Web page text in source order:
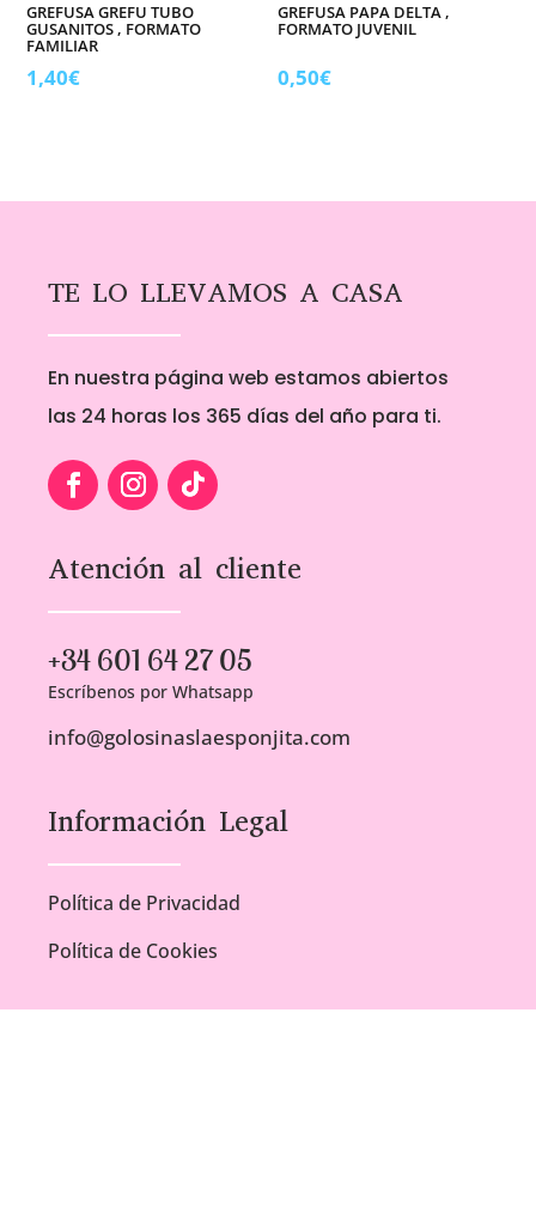
GREFUSA GREFU TUBO
GUSANITOS , FORMATO
FAMILIAR
1,40€
GREFUSA PAPA DELTA ,
FORMATO JUVENIL
0,50€
TE LO LLEVAMOS A CASA
En nuestra página web estamos abiertos
las 24 horas los 365 días del año para ti.
Atención al cliente
+34 601 64 27 05
Escríbenos por Whatsapp
info@golosinaslaesponjita.com
Información Legal
Política de Privacidad
Política de Cookies